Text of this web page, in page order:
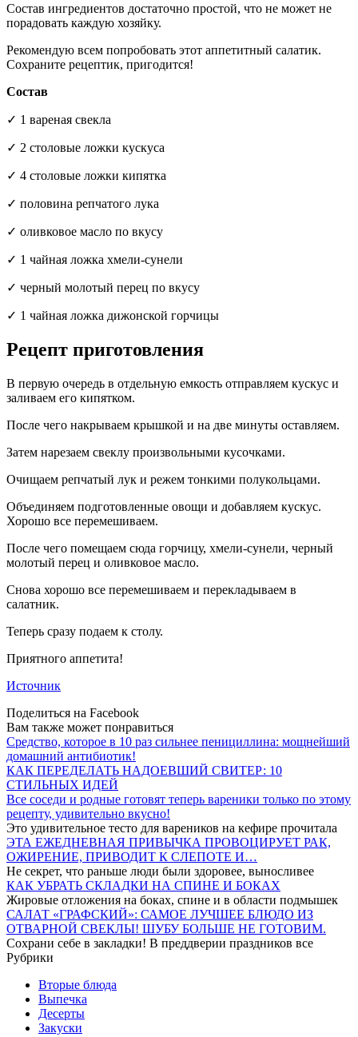
Состав ингредиентов достаточно простой, что не может не
порадовать каждую хозяйку.
Рекомендую всем попробовать этот аппетитный салатик.
Сохраните рецептик, пригодится!
Состав
✓ 1 вареная свекла
✓ 2 столовые ложки кускуса
✓ 4 столовые ложки кипятка
✓ половина репчатого лука
✓ оливковое масло по вкусу
✓ 1 чайная ложка хмели-сунели
✓ черный молотый перец по вкусу
✓ 1 чайная ложка дижонской горчицы
Рецепт приготовления
В первую очередь в отдельную емкость отправляем кускус и
заливаем его кипятком.
После чего накрываем крышкой и на две минуты оставляем.
Затем нарезаем свеклу произвольными кусочками.
Очищаем репчатый лук и режем тонкими полукольцами.
Объединяем подготовленные овощи и добавляем кускус.
Хорошо все перемешиваем.
После чего помещаем сюда горчицу, хмели-сунели, черный
молотый перец и оливковое масло.
Снова хорошо все перемешиваем и перекладываем в
салатник.
Теперь сразу подаем к столу.
Приятного аппетита!
Источник
Поделиться на Facebook
Вам также может понравиться
Средство, которое в 10 раз сильнее пенициллина: мощнейший
домашний антибиотик!
КАК ПЕРЕДЕЛАТЬ НАДОЕВШИЙ СВИТЕР: 10
СТИЛЬНЫХ ИДЕЙ
Все соседи и родные готовят теперь вареники только по этому
рецепту, удивительно вкусно!
Это удивительное тесто для вареников на кефире прочитала
ЭТА ЕЖЕДНЕВНАЯ ПРИВЫЧКА ПРОВОЦИРУЕТ РАК,
ОЖИРЕНИЕ, ПРИВОДИТ К СЛЕПОТЕ И…
Не секрет, что раньше люди были здоровее, выносливее
КАК УБРАТЬ СКЛАДКИ НА СПИНЕ И БОКАХ
Жировые отложения на боках, спине и в области подмышек
САЛАТ «ГРАФСКИЙ»: САМОЕ ЛУЧШЕЕ БЛЮДО ИЗ
ОТВАРНОЙ СВЕКЛЫ! ШУБУ БОЛЬШЕ НЕ ГОТОВИМ.
Сохрани себе в закладки! В преддверии праздников все
Рубрики
Вторые блюда
Выпечка
Десерты
Закуски